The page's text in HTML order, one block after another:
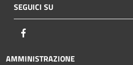
SEGUICI SU
AMMINISTRAZIONE